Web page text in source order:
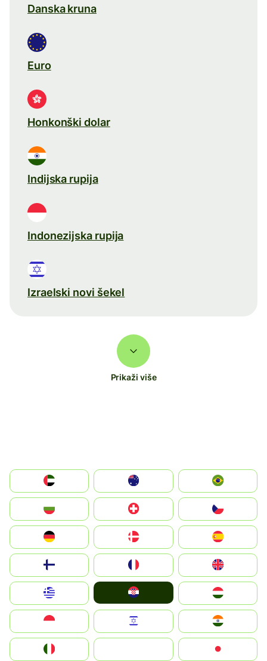
Danska kruna
Euro
Honkonški dolar
Indijska rupija
Indonezijska rupija
Izraelski novi šekel
Prikaži više
الإمارات العربية المتحدة
Switzerland
Deutschland
United Kingdom
Magyarország